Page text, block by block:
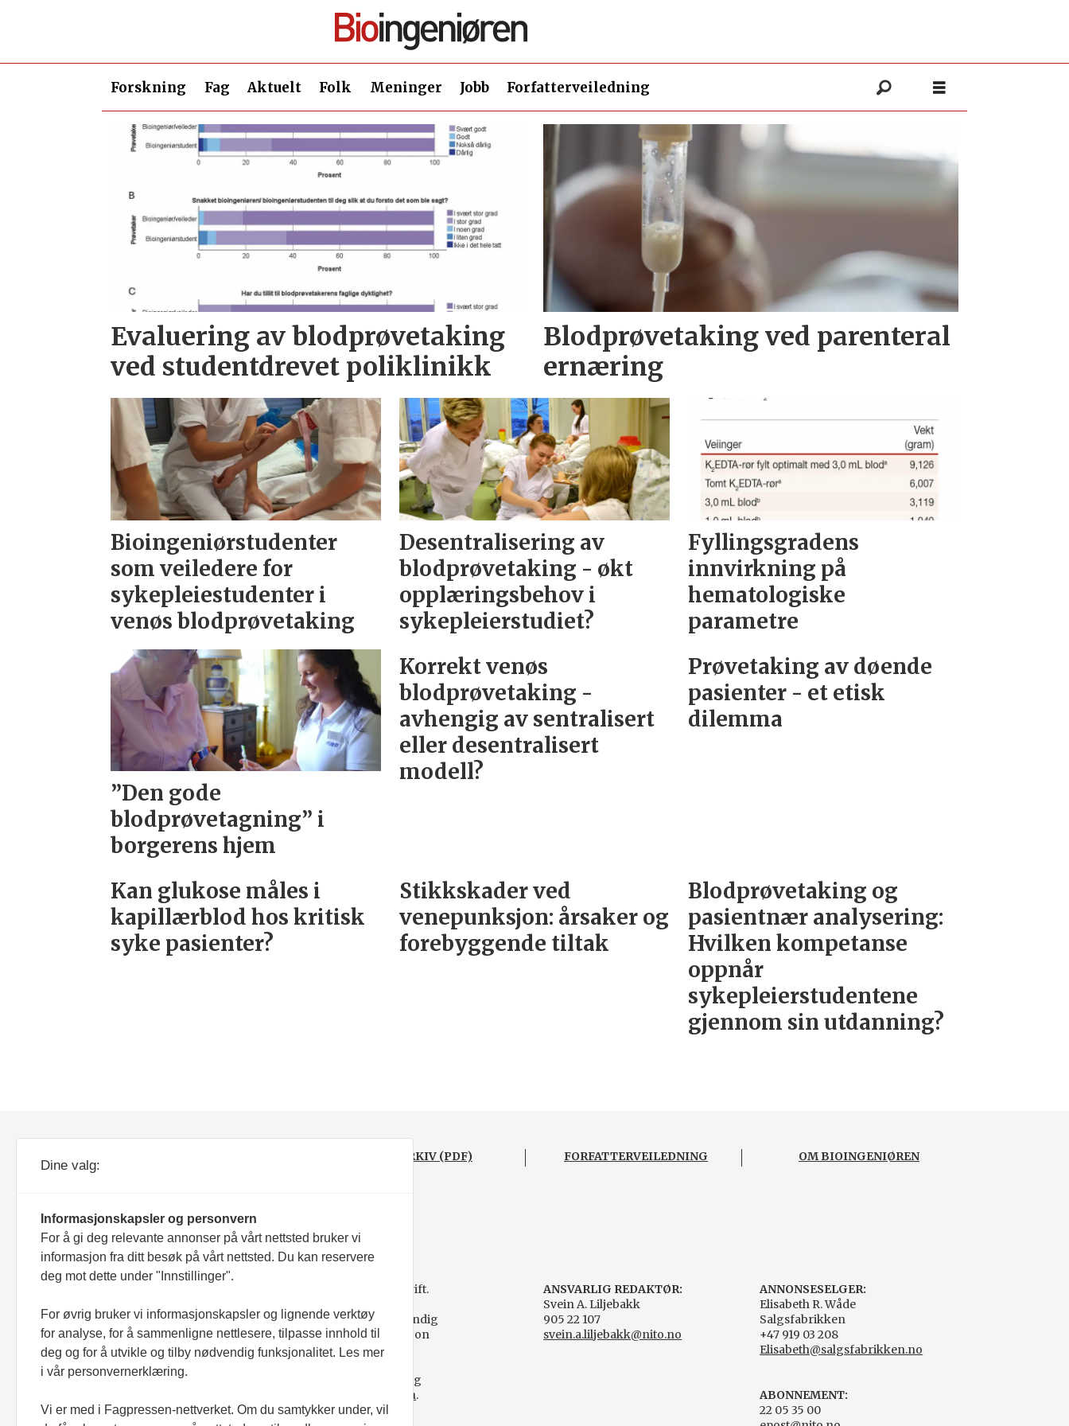
Forskning Fag Aktuelt Folk Meninger Jobb Forfatterveiledning
blodprøvetaking
Evaluering av blodprøvetaking
ved studentdrevet poliklinikk
Blodprøvetaking ved parenteral
ernæring
Bioingeniørstudenter
som veiledere for
sykepleiestudenter i
venøs blodprøvetaking
Desentralisering av
blodprøvetaking - økt
opplæringsbehov i
sykepleierstudiet?
Fyllingsgradens
innvirkning på
hematologiske
parametre
”Den gode
blodprøvetagning” i
borgerens hjem
Korrekt venøs
blodprøvetaking -
avhengig av sentralisert
eller desentralisert
modell?
Prøvetaking av døende
pasienter - et etisk
dilemma
Kan glukose måles i
kapillærblod hos kritisk
syke pasienter?
Stikkskader ved
venepunksjon: årsaker og
forebyggende tiltak
Blodprøvetaking og
pasientnær analysering:
Hvilken kompetanse
oppnår
sykepleierstudentene
gjennom sin utdanning?
BLADARKIV (PDF) FORFATTERVEILEDNING OM BIOINGENIØREN
Bioingeniøren er et redaksjonelt uavhengig fagtidsskrift.
Utgiver er NITO Bioingeniørfaglig institutt - en selvstendig
faglig enhet i Norges ingeniør- og teknologorganisasjon
(NITO).
Tidsskriftet Bioingeniøren er medlem av Fagpressen og
Redaktørplakaten.
ANSVARLIG REDAKTØR:
Svein A. Liljebakk
905 22 107
svein.a.liljebakk@nito.no
ANNONSESELGER:
Elisabeth R. Wåde
Salgsfabrikken
+47 919 03 208
Elisabeth@salgsfabrikken.no
ABONNEMENT:
22 05 35 00
Dine valg:
Informasjonskapsler og personvern
For å gi deg relevante annonser på vårt nettsted bruker vi
informasjon fra ditt besøk på vårt nettsted. Du kan reservere
deg mot dette under "Innstillinger".
For øvrig bruker vi informasjonskapsler og lignende verktøy
for analyse, for å sammenligne nettlesere, tilpasse innhold til
deg og for å utvikle og tilby nødvendig funksjonalitet. Les mer
i vår personvernerklæring.
Vi er med i Fagpressen-nettverket. Om du samtykker under, vil